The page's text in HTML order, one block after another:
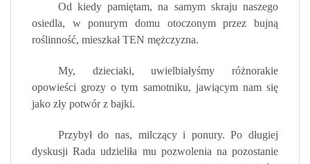
Od kiedy pamiętam, na samym skraju naszego
osiedla, w ponurym domu otoczonym przez bujną
roślinność, mieszkał TEN mężczyzna.
My, dzieciaki, uwielbiałyśmy różnorakie
opowieści grozy o tym samotniku, jawiącym nam się
jako zły potwór z bajki.
Przybył do nas, milczący i ponury. Po długiej
dyskusji Rada udzieliła mu pozwolenia na pozostanie